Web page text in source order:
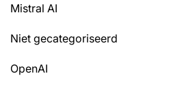
Mistral AI
Niet gecategoriseerd
OpenAI